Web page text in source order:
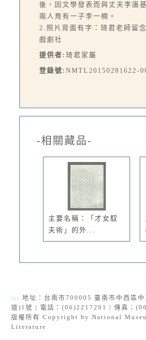
後，因文學發表而與丈夫李唐
兩人育有一子李一楠。
2.照片背面有字：琦君老師留
戲劇社
提供者: 琦君家屬
登錄號: NMTL20150281622-
-相關藏品-
主要名稱：「才女馭
夫術」的外...
::: 地址：台南市700005 臺南市中西區
道)1號 | 電話：(06)2217201 | 傳真：
版權所有 Copyright by National
Literature